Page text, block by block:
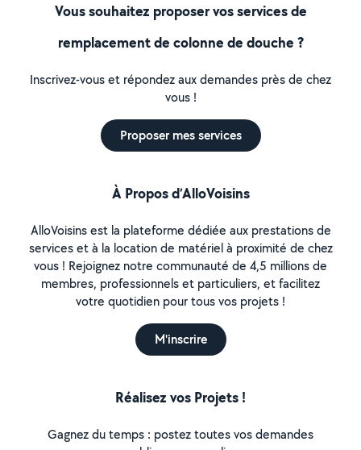
Vous souhaitez proposer vos services de
remplacement de colonne de douche ?
Inscrivez-vous et répondez aux demandes près de chez
vous !
Proposer mes services
À Propos d’AlloVoisins
AlloVoisins est la plateforme dédiée aux prestations de
services et à la location de matériel à proximité de chez
vous ! Rejoignez notre communauté de 4,5 millions de
membres, professionnels et particuliers, et facilitez
votre quotidien pour tous vos projets !
M'inscrire
Réalisez vos Projets !
Gagnez du temps : postez toutes vos demandes